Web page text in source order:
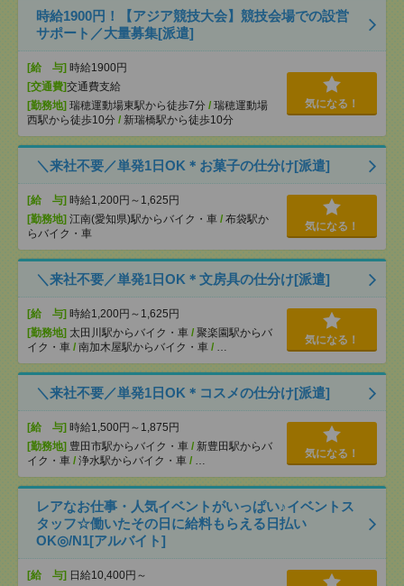
時給1900円！【アジア競技大会】競技会場での設営
サポート／大量募集[派遣]
[給 与] 時給1900円
[交通費]交通費支給
[勤務地] 瑞穂運動場東駅から徒歩7分 / 瑞穂運動場
西駅から徒歩10分 / 新瑞橋駅から徒歩10分
気になる！
＼来社不要／単発1日OK＊お菓子の仕分け[派遣]
[給 与] 時給1,200円～1,625円
[勤務地] 江南(愛知県)駅からバイク・車 / 布袋駅か
らバイク・車
気になる！
＼来社不要／単発1日OK＊文房具の仕分け[派遣]
[給 与] 時給1,200円～1,625円
[勤務地] 太田川駅からバイク・車 / 聚楽園駅からバ
イク・車 / 南加木屋駅からバイク・車 / …
気になる！
＼来社不要／単発1日OK＊コスメの仕分け[派遣]
[給 与] 時給1,500円～1,875円
[勤務地] 豊田市駅からバイク・車 / 新豊田駅からバ
イク・車 / 浄水駅からバイク・車 / …
気になる！
レアなお仕事・人気イベントがいっぱい♪イベントス
タッフ☆働いたその日に給料もらえる日払い
OK◎/N1[アルバイト]
[給 与] 日給10,400円～